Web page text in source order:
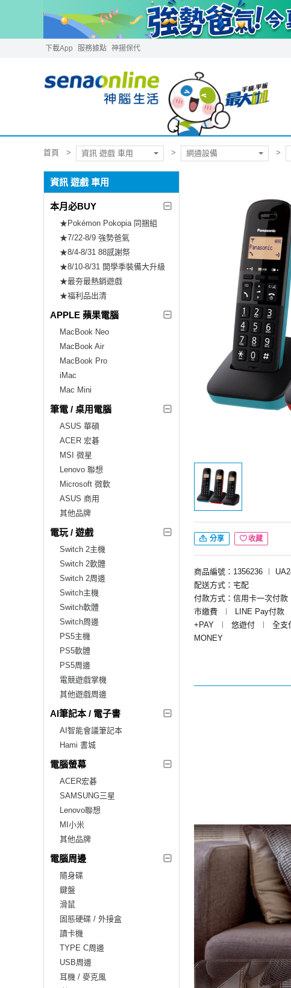
下載App 服務據點 神揚保代
首頁 資訊 遊戲 車用 網通設備
資訊 遊戲 車用
本月必BUY
★Pokémon Pokopia 同捆組
★7/22-8/9 強勢爸氣
★8/4-8/31 88感謝祭
★8/10-8/31 開學季裝備大升級
★最夯最熱銷遊戲
★福利品出清
APPLE 蘋果電腦
MacBook Neo
MacBook Air
MacBook Pro
iMac
Mac Mini
筆電 / 桌用電腦
ASUS 華碩
ACER 宏碁
MSI 微星
Lenovo 聯想
Microsoft 微軟
ASUS 商用
其他品牌
電玩 / 遊戲
Switch 2主機
Switch 2軟體
Switch 2周邊
Switch主機
Switch軟體
Switch周邊
PS5主機
PS5軟體
PS5周邊
電競遊戲掌機
其他遊戲周邊
AI筆記本 / 電子書
AI智能會議筆記本
Hami 書城
電腦螢幕
ACER宏碁
SAMSUNG三星
Lenovo聯想
MI小米
其他品牌
電腦周邊
隨身碟
鍵盤
滑鼠
固態硬碟 / 外接盒
讀卡機
TYPE C周邊
USB周邊
耳機 / 麥克風
分享 收藏
商品編號：1356236 ︱
配送方式：宅配
付款方式：信用卡一次付款
市繳費
︱ LINE Pay付款
+PAY
︱ 悠遊付 ︱ 全支
MONEY